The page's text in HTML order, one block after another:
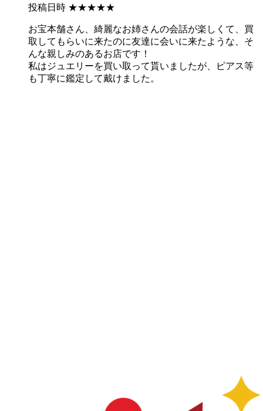
投稿日時 ★★★★★
お宝本舗さん、綺麗なお姉さんの会話が楽しくて、買
取してもらいに来たのに友達に会いに来たような、そ
んな親しみのあるお店です！
私はジュエリーを買い取って貰いましたが、ピアス等
も丁寧に鑑定して戴けました。